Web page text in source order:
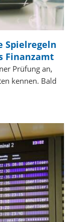
Spielregeln
Finanzamt
Prüfung an,
kennen. Bald